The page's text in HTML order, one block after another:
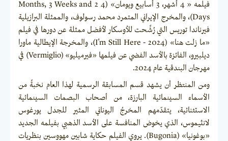
فيلمه « 4 أشهر، 3 أسابيع ويومان» (4 Months, 3 Weeks and 2
Days)، والمخرج الإيراني المتمرد محمد رسولوف، والممثلة البرازيلية
فيرناندا توريس التي رُشِّحت للأوسكار لأفضل ممثلة عن دورها في فيلم
«ما زلت هنا» (2024 - I'm Still Here)، والمخرجة الإيطالية ماورا
ديلبيرو، الفائزة بالأسد الفضي عن فيلمها «فيرميليو» (Vermiglio) في
مهرجان البندقية عام 2024.
ومن المنتظر أن يشهد قسم المسابقة الرسمية لهذا العام نخبةً من
الأسماء السينمائية البارزة، من أصحاب البصمات السينمائية
الاستثنائية، يتقدّمهم المخرجُ اليوناني المثير للجدل يورغوس
لانثيموس، الذي يخوض المنافسة على الأسد الذهبي بفيلمه الجديد
«بوغونيا» (Bugonia). يروي الفيلم حكاية شابين مهووسين بنظريات